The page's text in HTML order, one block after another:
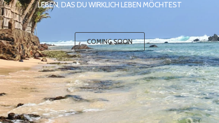
LEBEN, DAS DU WIRKLICH LEBEN MÖCHTEST
COMING SOON